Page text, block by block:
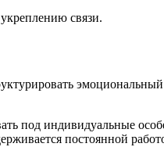
связи.
эмоциональный
под индивидуальные
постоянной